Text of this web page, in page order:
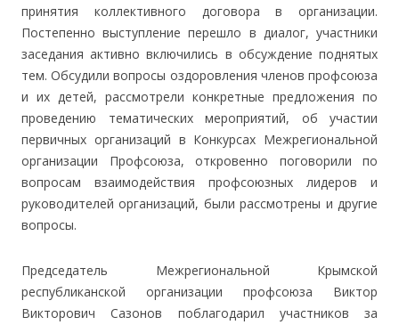
принятия коллективного договора в организации.
Постепенно выступление перешло в диалог, участники
заседания активно включились в обсуждение поднятых
тем. Обсудили вопросы оздоровления членов профсоюза
и их детей, рассмотрели конкретные предложения по
проведению тематических мероприятий, об участии
первичных организаций в Конкурсах Межрегиональной
организации Профсоюза, откровенно поговорили по
вопросам взаимодействия профсоюзных лидеров и
руководителей организаций, были рассмотрены и другие
вопросы.
Председатель Межрегиональной Крымской
республиканской организации профсоюза Виктор
Викторович Сазонов поблагодарил участников за